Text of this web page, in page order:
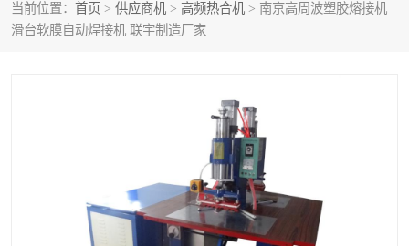
当前位置： 首页 > 供应商机 > 高频热合机 > 南京高周波塑胶熔接机
滑台软膜自动焊接机 联宇制造厂家
3040凹凸压花机 双头服装凹凸压花机
自动超声波打片成型机
海绵产品成型机
其他超声波系列